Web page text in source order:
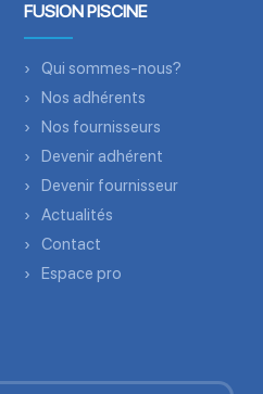
FUSION PISCINE
Qui sommes-nous?
Nos adhérents
Nos fournisseurs
Devenir adhérent
Devenir fournisseur
Actualités
Contact
Espace pro